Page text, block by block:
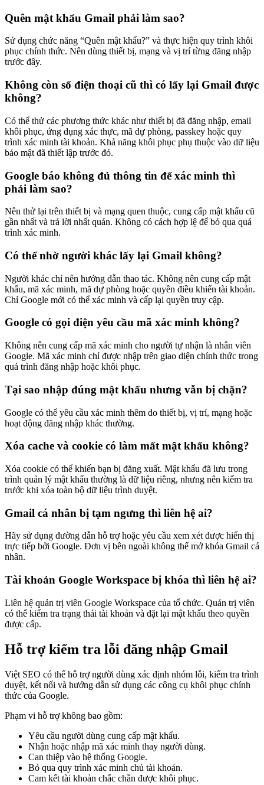
Quên mật khẩu Gmail phải làm sao?
Sử dụng chức năng “Quên mật khẩu?” và thực hiện quy trình khôi
phục chính thức. Nên dùng thiết bị, mạng và vị trí từng đăng nhập
trước đây.
Không còn số điện thoại cũ thì có lấy lại Gmail được
không?
Có thể thử các phương thức khác như thiết bị đã đăng nhập, email
khôi phục, ứng dụng xác thực, mã dự phòng, passkey hoặc quy
trình xác minh tài khoản. Khả năng khôi phục phụ thuộc vào dữ liệu
bảo mật đã thiết lập trước đó.
Google báo không đủ thông tin để xác minh thì
phải làm sao?
Nên thử lại trên thiết bị và mạng quen thuộc, cung cấp mật khẩu cũ
gần nhất và trả lời nhất quán. Không có cách hợp lệ để bỏ qua quá
trình xác minh.
Có thể nhờ người khác lấy lại Gmail không?
Người khác chỉ nên hướng dẫn thao tác. Không nên cung cấp mật
khẩu, mã xác minh, mã dự phòng hoặc quyền điều khiển tài khoản.
Chỉ Google mới có thể xác minh và cấp lại quyền truy cập.
Google có gọi điện yêu cầu mã xác minh không?
Không nên cung cấp mã xác minh cho người tự nhận là nhân viên
Google. Mã xác minh chỉ được nhập trên giao diện chính thức trong
quá trình đăng nhập hoặc khôi phục.
Tại sao nhập đúng mật khẩu nhưng vẫn bị chặn?
Google có thể yêu cầu xác minh thêm do thiết bị, vị trí, mạng hoặc
hoạt động đăng nhập khác thường.
Xóa cache và cookie có làm mất mật khẩu không?
Xóa cookie có thể khiến bạn bị đăng xuất. Mật khẩu đã lưu trong
trình quản lý mật khẩu thường là dữ liệu riêng, nhưng nên kiểm tra
trước khi xóa toàn bộ dữ liệu trình duyệt.
Gmail cá nhân bị tạm ngưng thì liên hệ ai?
Hãy sử dụng đường dẫn hỗ trợ hoặc yêu cầu xem xét được hiển thị
trực tiếp bởi Google. Đơn vị bên ngoài không thể mở khóa Gmail cá
nhân.
Tài khoản Google Workspace bị khóa thì liên hệ ai?
Liên hệ quản trị viên Google Workspace của tổ chức. Quản trị viên
có thể kiểm tra trạng thái tài khoản và đặt lại mật khẩu theo quyền
được cấp.
Hỗ trợ kiểm tra lỗi đăng nhập Gmail
Việt SEO có thể hỗ trợ người dùng xác định nhóm lỗi, kiểm tra trình
duyệt, kết nối và hướng dẫn sử dụng các công cụ khôi phục chính
thức của Google.
Phạm vi hỗ trợ không bao gồm:
Yêu cầu người dùng cung cấp mật khẩu.
Nhận hoặc nhập mã xác minh thay người dùng.
Can thiệp vào hệ thống Google.
Bỏ qua quy trình xác minh chủ tài khoản.
Cam kết tài khoản chắc chắn được khôi phục.